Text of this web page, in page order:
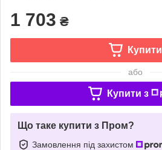
1 703 ₴
Купити
або
Купити з
Що таке купити з Пром?
Замовлення під захистом